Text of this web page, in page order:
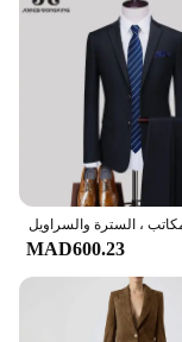
MAD600.23